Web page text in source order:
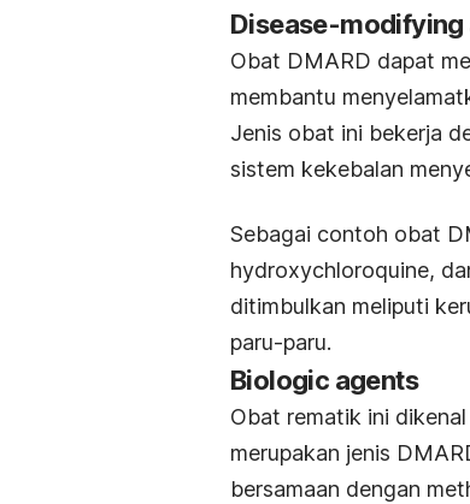
Disease-modifying
Obat DMARD dapat
membantu
Jenis obat ini bekerja
sistem kekebalan
Sebagai contoh obat
hydroxychloroquine,
ditimbulkan meliputi
paru-paru.
Biologic agents
Obat rematik ini
merupakan jenis
bersamaan dengan